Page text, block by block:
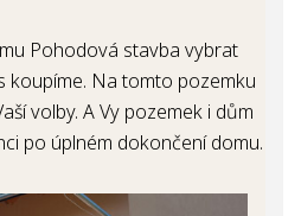
Pohodová stavba vybrat
koupíme. Na tomto pozemku
volby. A Vy pozemek i dům
po úplném dokončení domu.